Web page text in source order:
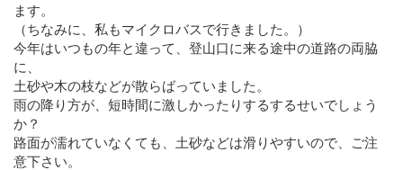
ます。
（ちなみに、私もマイクロバスで行きました。）
今年はいつもの年と違って、登山口に来る途中の道路の両脇
に、
土砂や木の枝などが散らばっていました。
雨の降り方が、短時間に激しかったりするするせいでしょう
か？
路面が濡れていなくても、土砂などは滑りやすいので、ご注
意下さい。